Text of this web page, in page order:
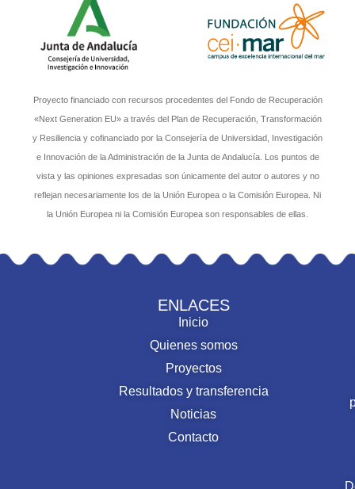
Leer más
PCM_00041 Presentación del proyecto
GREEN_MARSHES en la jornada conmemorativa del
Día de la Acuicultura 2024, en la UCA
Línea 2 Acuicultura sostenible, inteligente y de precisión